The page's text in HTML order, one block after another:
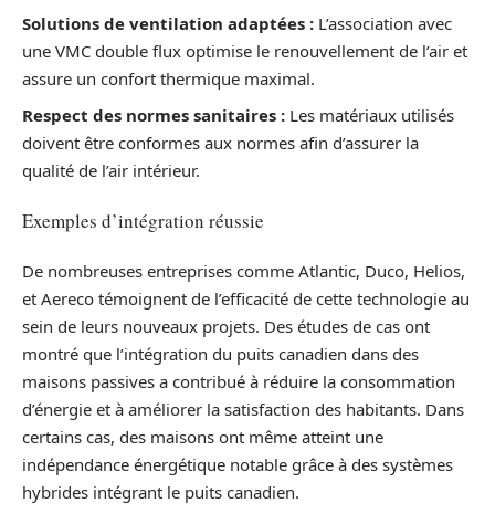
Solutions de ventilation adaptées : L’association avec
une VMC double flux optimise le renouvellement de l’air et
assure un confort thermique maximal.
Respect des normes sanitaires : Les matériaux utilisés
doivent être conformes aux normes afin d’assurer la
qualité de l’air intérieur.
Exemples d’intégration réussie
De nombreuses entreprises comme Atlantic, Duco, Helios,
et Aereco témoignent de l’efficacité de cette technologie au
sein de leurs nouveaux projets. Des études de cas ont
montré que l’intégration du puits canadien dans des
maisons passives a contribué à réduire la consommation
d’énergie et à améliorer la satisfaction des habitants. Dans
certains cas, des maisons ont même atteint une
indépendance énergétique notable grâce à des systèmes
hybrides intégrant le puits canadien.